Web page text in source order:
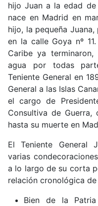
hijo Juan a la edad de
nace en Madrid en
hijo, la pequeña
en la calle Goya nº
Caribe ya
agua por todas
Teniente General en
General a las Islas
el cargo de
Consultiva de Guerra,
hasta su muerte en
El Teniente General
varias
a lo largo de su corta
relación cronológica
Bien de la